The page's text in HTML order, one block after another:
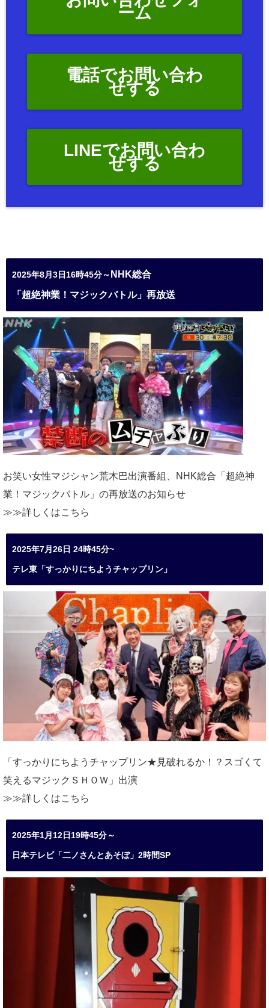
ーム
電話でお問い合わ
せする
LINEでお問い合わ
せする
2025年8月3日16時45分～ NHK総合
「超絶神業！マジックバトル」再放送
お笑い女性マジシャン荒木巴出演番組、
NHK総合「超絶神
業！マジックバトル」の再放送のお知らせ
≫≫詳しくはこちら
2025年7月26日 24時45分~
テレ東「すっかりにちようチャップリン」
「すっかりにちようチャップリン★見破れるか！？スゴくて
笑えるマジックＳＨＯＷ」出演
≫≫詳しくはこちら
2025年1月12日19時45分～
日本テレビ「二ノさんとあそぼ」2時間SP